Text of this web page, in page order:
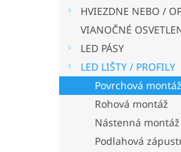
HVIEZDNE NEBO /
VIANOČNÉ
LED PÁSY
LED LIŠTY / PROFILY
Povrchová montáž
Rohová montáž
Nástenná montáž
Podlahová